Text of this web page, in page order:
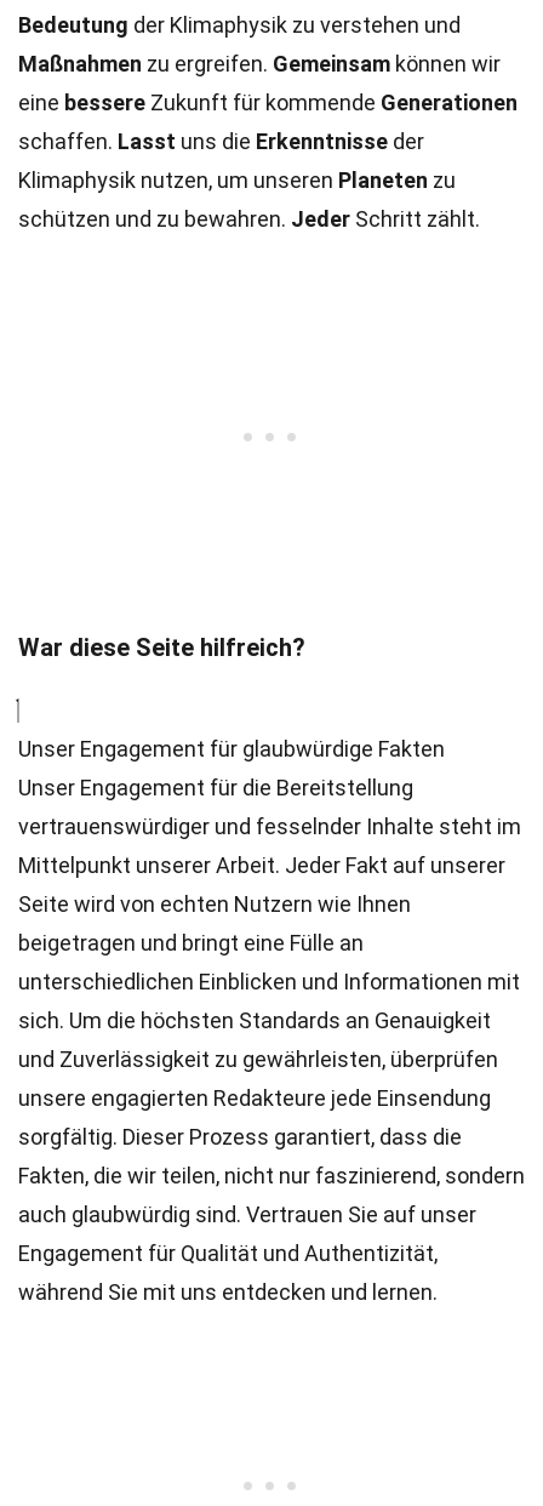
Bedeutung der Klimaphysik zu verstehen und
Maßnahmen zu ergreifen. Gemeinsam können wir
eine bessere Zukunft für kommende Generationen
schaffen. Lasst uns die Erkenntnisse der
Klimaphysik nutzen, um unseren Planeten zu
schützen und zu bewahren. Jeder Schritt zählt.
War diese Seite hilfreich?
Unser Engagement für glaubwürdige Fakten
Unser Engagement für die Bereitstellung
vertrauenswürdiger und fesselnder Inhalte steht im
Mittelpunkt unserer Arbeit. Jeder Fakt auf unserer
Seite wird von echten Nutzern wie Ihnen
beigetragen und bringt eine Fülle an
unterschiedlichen Einblicken und Informationen mit
sich. Um die höchsten Standards an Genauigkeit
und Zuverlässigkeit zu gewährleisten, überprüfen
unsere engagierten Redakteure jede Einsendung
sorgfältig. Dieser Prozess garantiert, dass die
Fakten, die wir teilen, nicht nur faszinierend, sondern
auch glaubwürdig sind. Vertrauen Sie auf unser
Engagement für Qualität und Authentizität,
während Sie mit uns entdecken und lernen.